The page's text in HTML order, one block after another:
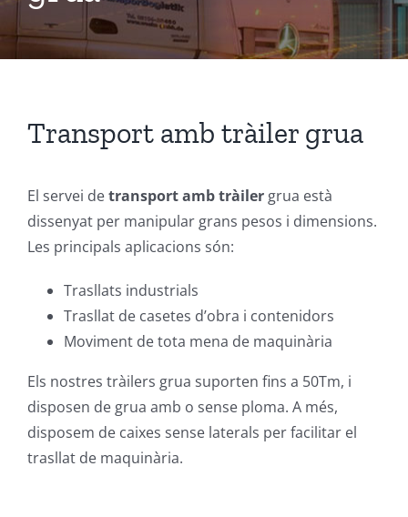
Transport amb tràiler grua
El servei detransport amb tràiler grua està
dissenyat per manipular grans pesos i dimensions.
Les principals aplicacions són:
Trasllats industrials
Trasllat de casetes d’obra i contenidors
Moviment de tota mena de maquinària
Els nostres tràilers grua suporten fins a 50Tm, i
disposen de grua amb o sense ploma. A més,
disposem de caixes sense laterals per facilitar el
trasllat de maquinària.